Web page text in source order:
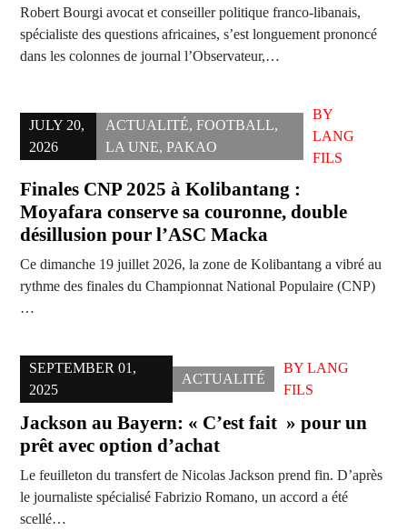
Robert Bourgi avocat et conseiller politique franco-libanais,
spécialiste des questions africaines, s’est longuement prononcé
dans les colonnes de journal l’Observateur,…
JULY 20,
2026
ACTUALITÉ, FOOTBALL,
LA UNE, PAKAO
BY
LANG
FILS
Finales CNP 2025 à Kolibantang :
Moyafara conserve sa couronne, double
désillusion pour l’ASC Macka
Ce dimanche 19 juillet 2026, la zone de Kolibantang a vibré au
rythme des finales du Championnat National Populaire (CNP)
…
SEPTEMBER 01,
2025
ACTUALITÉ
BY LANG
FILS
Jackson au Bayern: « C’est fait » pour un
prêt avec option d’achat
Le feuilleton du transfert de Nicolas Jackson prend fin. D’après
le journaliste spécialisé Fabrizio Romano, un accord a été
scellé…